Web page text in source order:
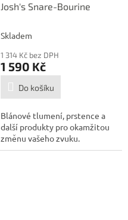
Josh's Snare-Bourine
Skladem
1 314 Kč bez DPH
1 590 Kč
Do košíku
Blánové tlumení, prstence a
další produkty pro okamžitou
změnu vašeho zvuku.